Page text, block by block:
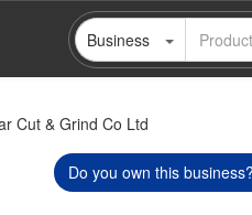
Business
Cut & Grind Co Ltd
Do you own this